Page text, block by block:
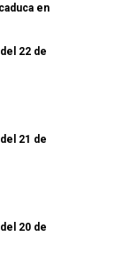
en
22 de
21 de
20 de